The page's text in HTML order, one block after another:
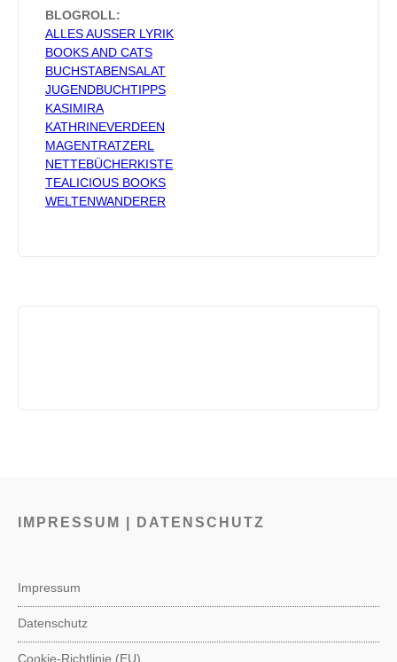
BLOGROLL:
ALLES AUSSER LYRIK
BOOKS AND CATS
BUCHSTABENSALAT
JUGENDBUCHTIPPS
KASIMIRA
KATHRINEVERDEEN
MAGENTRATZERL
NETTEBÜCHERKISTE
TEALICIOUS BOOKS
WELTENWANDERER
IMPRESSUM | DATENSCHUTZ
Impressum
Datenschutz
Cookie-Richtlinie (EU)